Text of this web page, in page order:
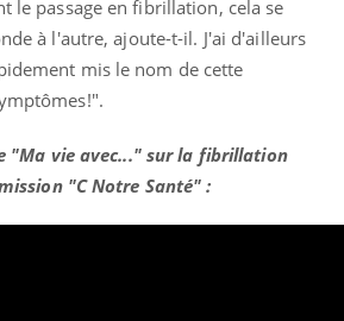
le passage en fibrillation, cela se
à l'autre, ajoute-t-il. J'ai d'ailleurs
mis le nom de cette
"Ma vie avec..." sur la fibrillation
"C Notre Santé" :